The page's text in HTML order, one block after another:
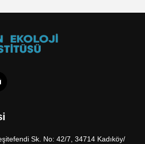
Sk. No: 42/7, 34714 Kadıköy/